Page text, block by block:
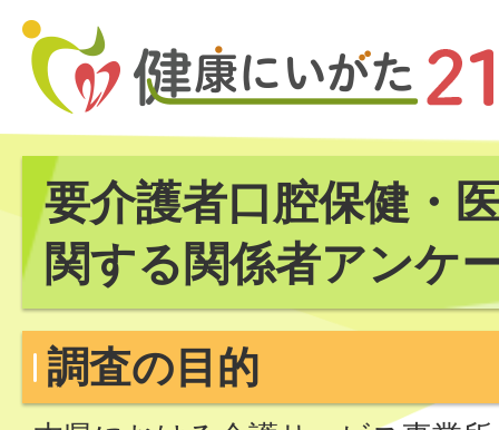
要介護者口腔保健・
関する関係者アンケ
調査の目的